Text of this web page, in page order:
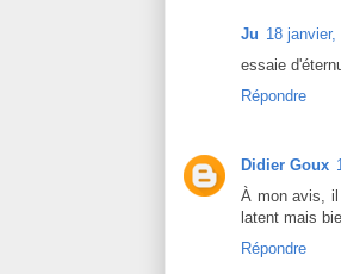
Ju 18 janvier,
essaie
Répondre
Didier Goux
À mon avis, il
latent mais
Répondre